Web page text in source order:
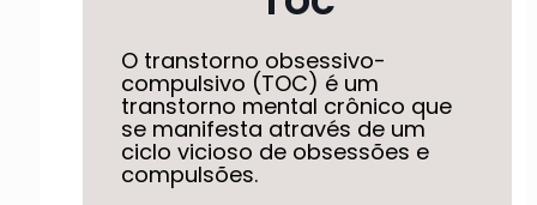
O transtorno obsessivo-
compulsivo (TOC) é um
transtorno mental crônico que
se manifesta através de um
ciclo vicioso de obsessões e
compulsões.